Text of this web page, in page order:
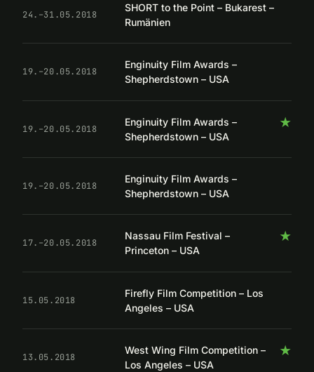
24.–31.05.2018
SHORT to the Point – Bukarest –
Rumänien
19.–20.05.2018
Enginuity Film Awards –
Shepherdstown – USA
19.–20.05.2018 ★
Enginuity Film Awards –
Shepherdstown – USA
19.–20.05.2018
Enginuity Film Awards –
Shepherdstown – USA
17.–20.05.2018 ★
Nassau Film Festival –
Princeton – USA
15.05.2018
Firefly Film Competition – Los
Angeles – USA
13.05.2018 ★
West Wing Film Competition –
Los Angeles – USA